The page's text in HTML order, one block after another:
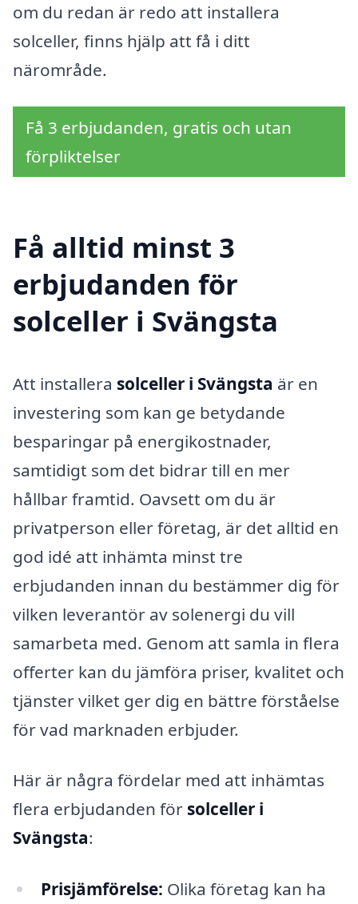
om du redan är redo att installera
solceller, finns hjälp att få i ditt
närområde.
Få 3 erbjudanden, gratis och utan
förpliktelser
Få alltid minst 3
erbjudanden för
solceller i Svängsta
Att installera solceller i Svängsta är en
investering som kan ge betydande
besparingar på energikostnader,
samtidigt som det bidrar till en mer
hållbar framtid. Oavsett om du är
privatperson eller företag, är det alltid en
god idé att inhämta minst tre
erbjudanden innan du bestämmer dig för
vilken leverantör av solenergi du vill
samarbeta med. Genom att samla in flera
offerter kan du jämföra priser, kvalitet och
tjänster vilket ger dig en bättre förståelse
för vad marknaden erbjuder.
Här är några fördelar med att inhämtas
flera erbjudanden för solceller i
Svängsta:
Prisjämförelse: Olika företag kan ha